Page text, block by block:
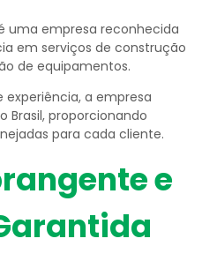
uma empresa reconhecida
em serviços de construção
de equipamentos.
a empresa
Brasil, proporcionando
para cada cliente.
e